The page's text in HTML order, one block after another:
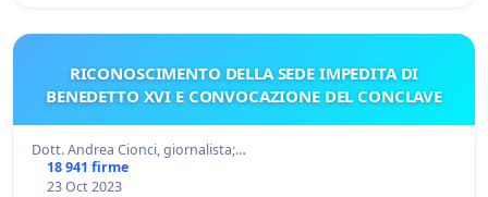
RICONOSCIMENTO DELLA SEDE IMPEDITA DI
BENEDETTO XVI E CONVOCAZIONE DEL CONCLAVE
Dott. Andrea Cionci, giornalista;…
18 941 firme
23 Oct 2023